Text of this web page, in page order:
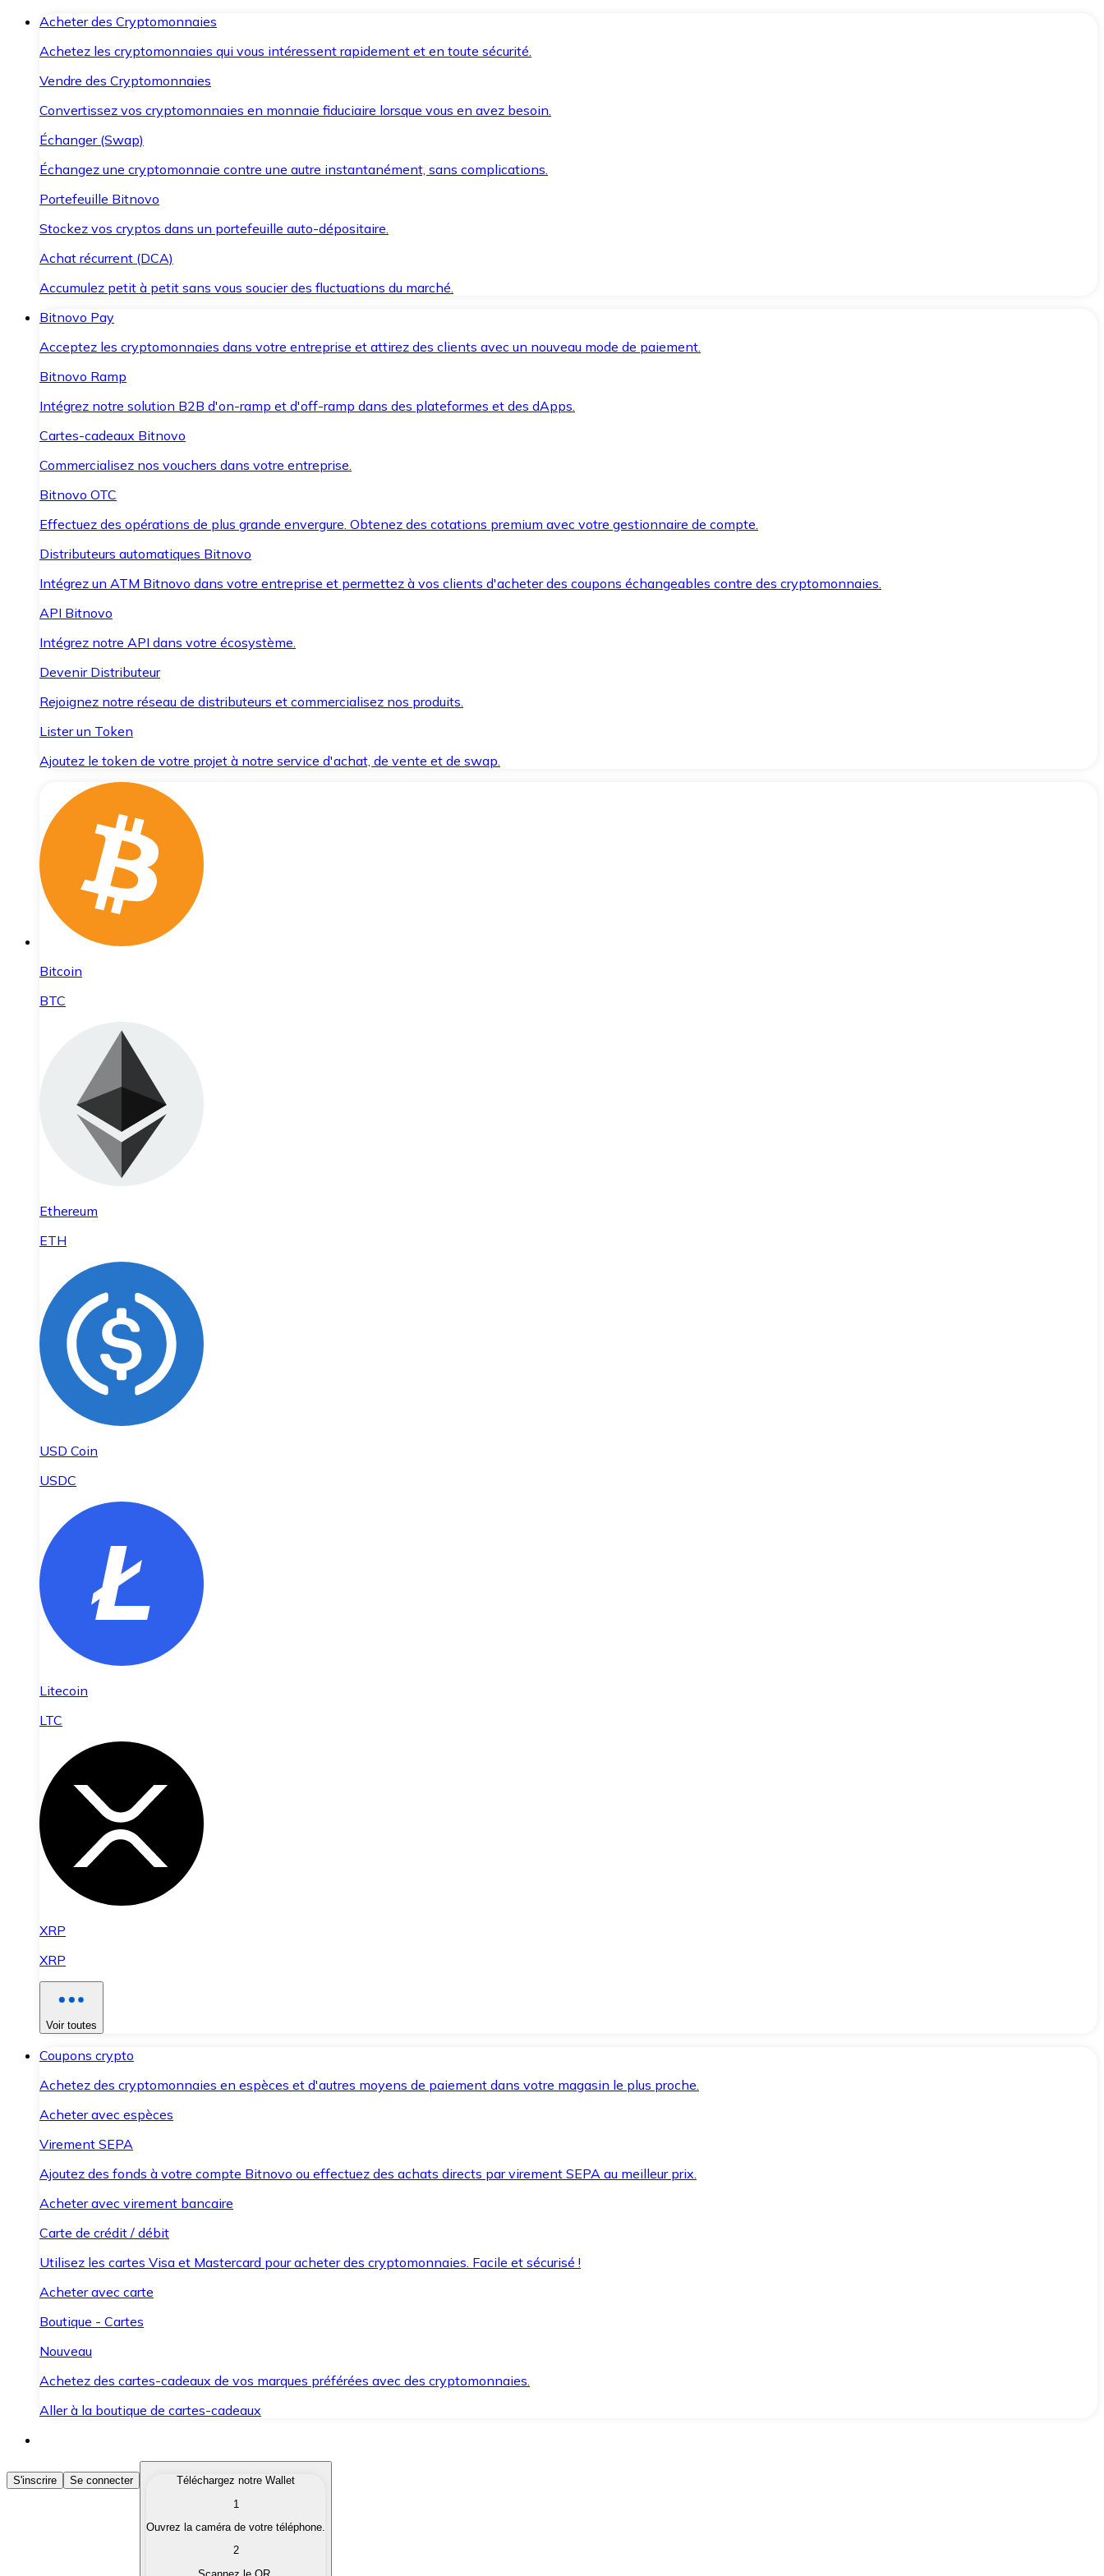
Acheter des Cryptomonnaies
Achetez les cryptomonnaies qui vous intéressent rapidement et en toute sécurité.
Vendre des Cryptomonnaies
Convertissez vos cryptomonnaies en monnaie fiduciaire lorsque vous en avez besoin.
Échanger (Swap)
Échangez une cryptomonnaie contre une autre instantanément, sans complications.
Portefeuille Bitnovo
Stockez vos cryptos dans un portefeuille auto-dépositaire.
Achat récurrent (DCA)
Accumulez petit à petit sans vous soucier des fluctuations du marché.
Bitnovo Pay
Acceptez les cryptomonnaies dans votre entreprise et attirez des clients avec un nouveau mode de paiement.
Bitnovo Ramp
Intégrez notre solution B2B d'on-ramp et d'off-ramp dans des plateformes et des dApps.
Cartes-cadeaux Bitnovo
Commercialisez nos vouchers dans votre entreprise.
Bitnovo OTC
Effectuez des opérations de plus grande envergure. Obtenez des cotations premium avec votre gestionnaire de compte.
Distributeurs automatiques Bitnovo
Intégrez un ATM Bitnovo dans votre entreprise et permettez à vos clients d'acheter des coupons échangeables contre des cryptomonnaies.
API Bitnovo
Intégrez notre API dans votre écosystème.
Devenir Distributeur
Rejoignez notre réseau de distributeurs et commercialisez nos produits.
Lister un Token
Ajoutez le token de votre projet à notre service d'achat, de vente et de swap.
Bitcoin
BTC
Ethereum
ETH
USD Coin
USDC
Litecoin
LTC
XRP
XRP
Voir toutes
Coupons crypto
Achetez des cryptomonnaies en espèces et d'autres moyens de paiement dans votre magasin le plus proche.
Acheter avec espèces
Virement SEPA
Ajoutez des fonds à votre compte Bitnovo ou effectuez des achats directs par virement SEPA au meilleur prix.
Acheter avec virement bancaire
Carte de crédit / débit
Utilisez les cartes Visa et Mastercard pour acheter des cryptomonnaies. Facile et sécurisé !
Acheter avec carte
Boutique - Cartes
Nouveau
Achetez des cartes-cadeaux de vos marques préférées avec des cryptomonnaies.
Aller à la boutique de cartes-cadeaux
Acheter des Cryptomonnaies
Achetez les cryptomonnaies qui vous intéressent rapidement et en toute sécurité.
Convertissez vos cryptomonnaies en monnaie fiduciaire lorsque vous en avez besoin.
S'inscrire Se connecter
Téléchargez notre Wallet
1
Ouvrez la caméra de votre téléphone.
2